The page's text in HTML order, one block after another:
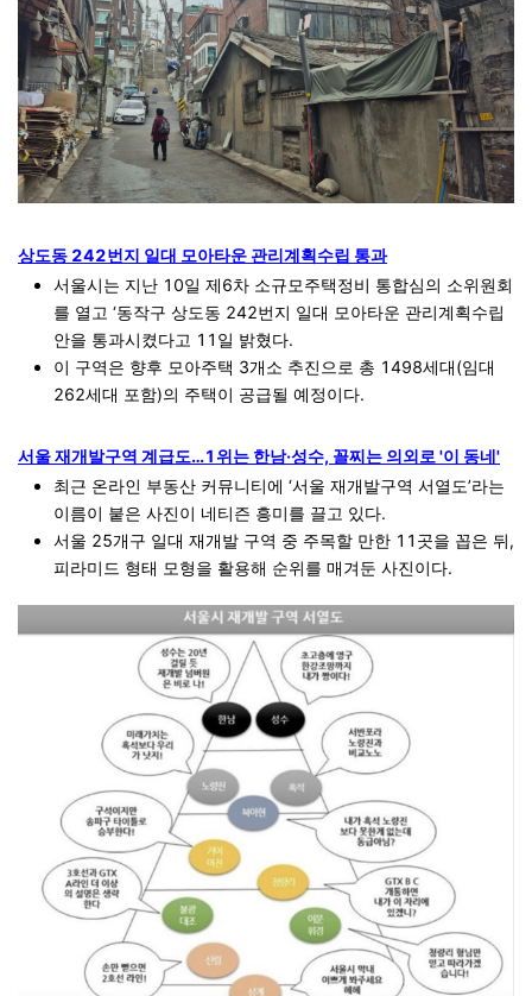
상도동 242번지 일대 모아타운 관리계획수립 통과
서울시는 지난 10일 제6차 소규모주택정비 통합심의 소위원회
를 열고 ‘동작구 상도동 242번지 일대 모아타운 관리계획수립
안을 통과시켰다고 11일 밝혔다.
이 구역은 향후 모아주택 3개소 추진으로 총 1498세대(임대
262세대 포함)의 주택이 공급될 예정이다.
서울 재개발구역 계급도…1위는 한남·성수, 꼴찌는 의외로 '이 동네'
최근 온라인 부동산 커뮤니티에 ‘서울 재개발구역 서열도’라는
이름이 붙은 사진이 네티즌 흥미를 끌고 있다.
서울 25개구 일대 재개발 구역 중 주목할 만한 11곳을 꼽은 뒤,
피라미드 형태 모형을 활용해 순위를 매겨둔 사진이다.